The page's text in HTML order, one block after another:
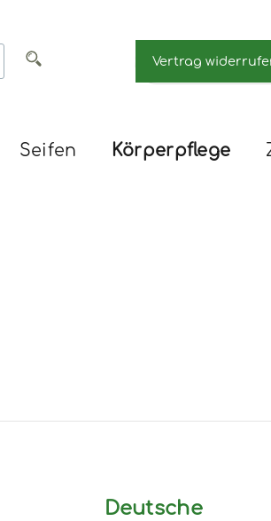
Vertrag
Seifen Körperpflege
Deutsche